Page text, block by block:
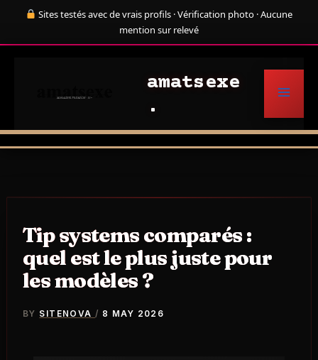
Sites testés avec de vrais profils · Vérification photo · Aucune
mention sur relevé
amatsexe
Tip systems comparés :
quel est le plus juste pour
les modèles ?
BY SITENOVA/ 8 MAY 2026